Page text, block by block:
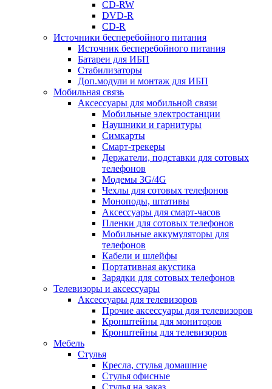
CD-RW
DVD-R
CD-R
Источники бесперебойного питания
Источник бесперебойного питания
Батареи для ИБП
Стабилизаторы
Доп.модули и монтаж для ИБП
Мобильная связь
Аксессуары для мобильной связи
Мобильные электростанции
Наушники и гарнитуры
Симкарты
Смарт-трекеры
Держатели, подставки для сотовых
телефонов
Модемы 3G/4G
Чехлы для сотовых телефонов
Моноподы, штативы
Аксессуары для смарт-часов
Пленки для сотовых телефонов
Мобильные аккумуляторы для
телефонов
Кабели и шлейфы
Портативная акустика
Зарядки для сотовых телефонов
Телевизоры и аксессуары
Аксессуары для телевизоров
Прочие аксессуары для телевизоров
Кронштейны для мониторов
Кронштейны для телевизоров
Мебель
Стулья
Кресла, стулья домашние
Стулья офисные
Стулья на заказ